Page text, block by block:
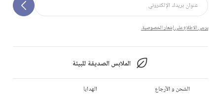
يرجى الاطلاع على إشعار الخصوصية.
الملابس الصديقة للبيئة
الشحن و الأرجاع
الهدايا